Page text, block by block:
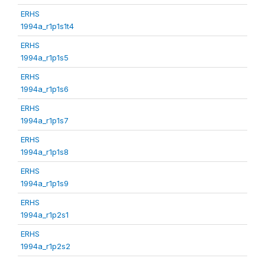
ERHS
1994a_r1p1s1t4
ERHS
1994a_r1p1s5
ERHS
1994a_r1p1s6
ERHS
1994a_r1p1s7
ERHS
1994a_r1p1s8
ERHS
1994a_r1p1s9
ERHS
1994a_r1p2s1
ERHS
1994a_r1p2s2